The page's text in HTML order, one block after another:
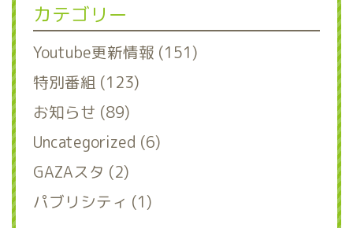
カテゴリー
Youtube更新情報 (151)
特別番組 (123)
お知らせ (89)
Uncategorized (6)
GAZAスタ (2)
パブリシティ (1)